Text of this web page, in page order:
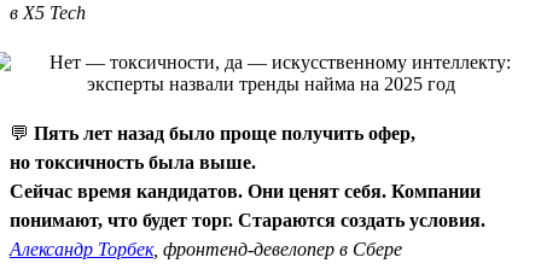
в X5 Tech
💬 Пять лет назад было проще получить офер,
но токсичность была выше.
Сейчас время кандидатов. Они ценят себя. Компании
понимают, что будет торг. Стараются создать условия.
Александр Торбек, фронтенд-девелопер в Сбере